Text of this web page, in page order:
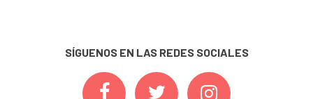
SÍGUENOS EN LAS REDES SOCIALES